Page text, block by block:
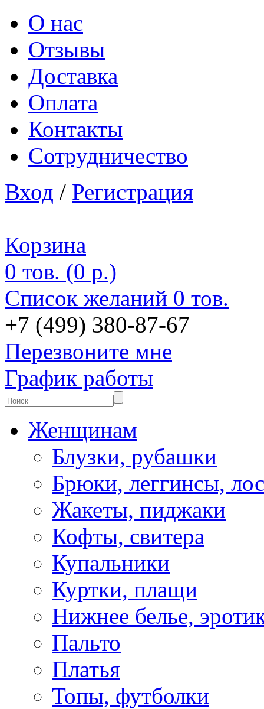
О нас
Отзывы
Доставка
Оплата
Контакты
Сотрудничество
Вход / Регистрация
Корзина
0 тов. (0 р.)
Список желаний 0 тов.
+7 (499) 380-87-67
Перезвоните мне
График работы
Женщинам
Блузки, рубашки
Брюки, леггинсы,
Жакеты, пиджаки
Кофты, свитера
Купальники
Куртки, плащи
Нижнее белье,
Пальто
Платья
Топы, футболки